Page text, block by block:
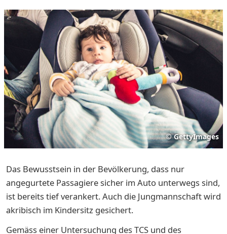
© GettyImages
Das Bewusstsein in der Bevölkerung, dass nur
angegurtete Passagiere sicher im Auto unterwegs sind,
ist bereits tief verankert. Auch die Jungmannschaft wird
akribisch im Kindersitz gesichert.
Gemäss einer Untersuchung des TCS und des